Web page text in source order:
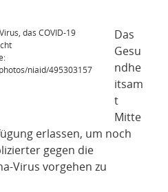
das COVID-19
niaid/495303157
Das
Gesu
ndhe
itsam
t
Mitte
erlassen, um noch
gegen die
Virus vorgehen zu